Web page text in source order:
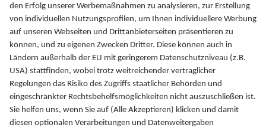
Kontakt
PATRIZIA GrundInvest
Fuggerstraße 20
86150 Augsburg